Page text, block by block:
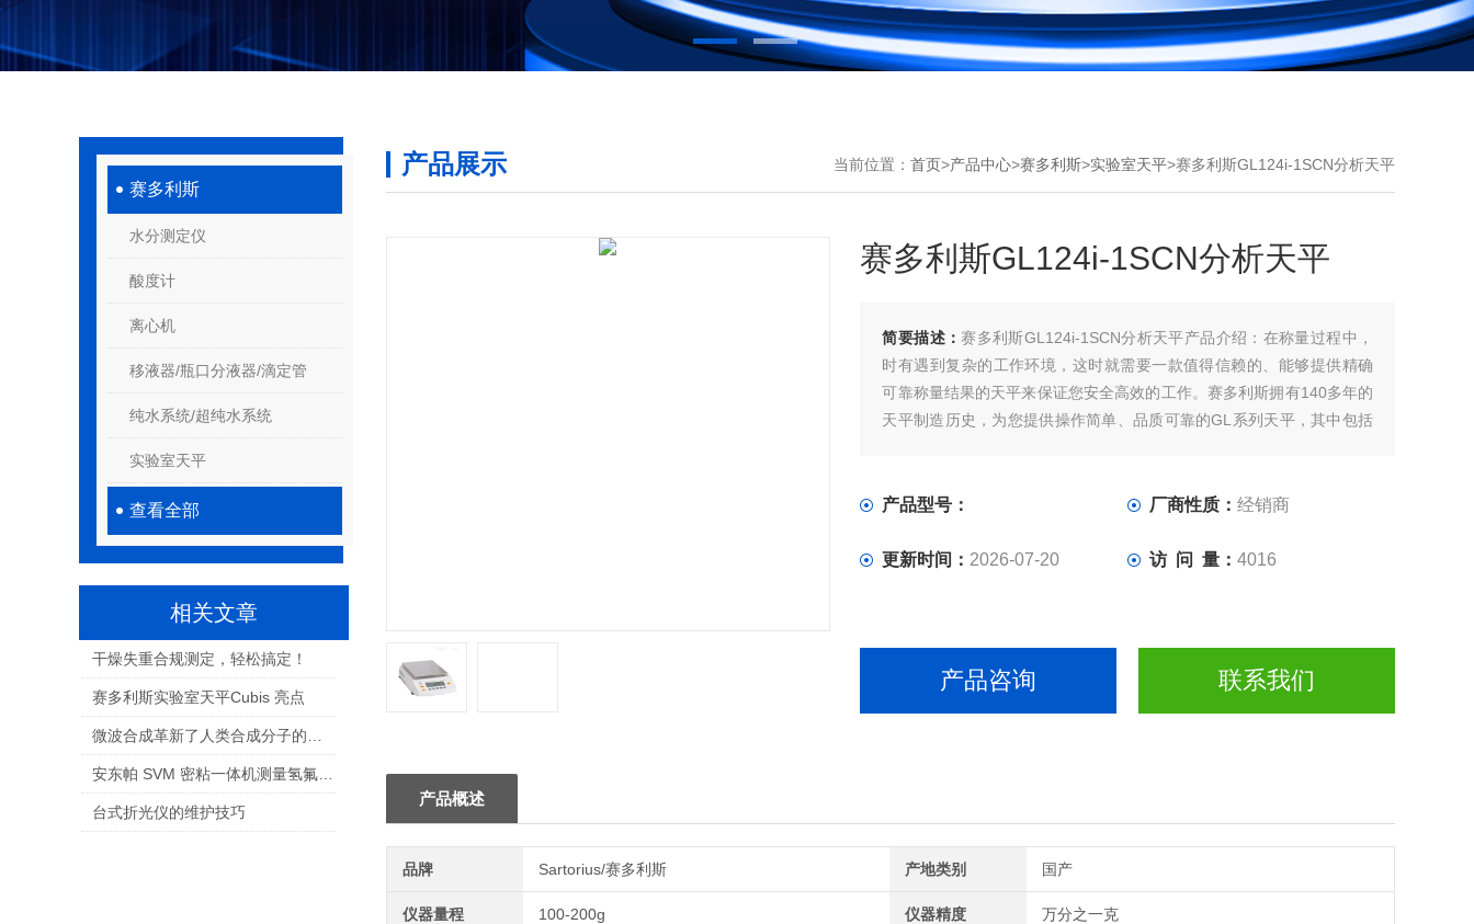
赛多利斯
水分测定仪
酸度计
离心机
移液器/瓶口分液器/滴定管
纯水系统/超纯水系统
实验室天平
查看全部
相关文章
干燥失重合规测定，轻松搞定！
赛多利斯实验室天平Cubis 亮点
台式折光仪的维护技巧
产品展示 当前位置： 首页>产品中心>赛多利斯>实验室天平>赛多利斯GL124i-1SCN分析天平
赛多利斯GL124i-1SCN分析天平
简要描述：赛多利斯GL124i-1SCN分析天平产品介绍：在称量过程中，
时有遇到复杂的工作环境，这时就需要一款值得信赖的、能够提供精确
可靠称量结果的天平来保证您安全高效的工作。赛多利斯拥有140多年的
天平制造历史，为您提供操作简单、品质可靠的GL系列天平，其中包括
产品型号： 厂商性质：经销商
更新时间： 2026-07-20 访 问 量：4016
产品咨询 联系我们
产品概述
品牌 Sartorius/赛多利斯 产地类别 国产
仪器量程 100-200g 仪器精度 万分之一克